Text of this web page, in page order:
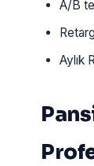
A/B
Aylık